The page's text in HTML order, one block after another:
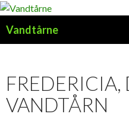
Vandtårne
VANDTÅRN